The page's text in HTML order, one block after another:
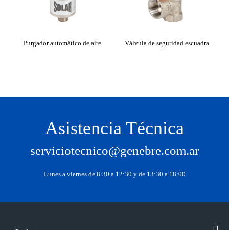
Purgador automático de aire Válvula de seguridad escuadra
Asistencia Técnica
serviciotecnico@genebre.com.ar
Lunes a viernes de 8:30 a 12:30 y de 13:30 a 18:00